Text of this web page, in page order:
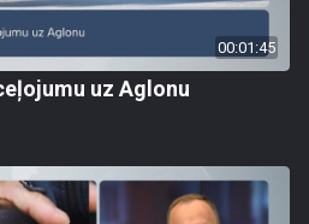
00:01:45
uz Aglonu